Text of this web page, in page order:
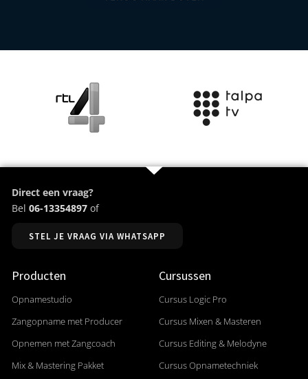
Direct een vraag?
Bel 06-13354897 of
STEL JE VRAAG VIA WHATSAPP
Producten
Opnamestudio
Zangopname met Producer
Opnemen met Zangcoach
Mix & Mastering Pakket
Cursussen
Cursus Logic Pro
Cursus Mixen & Masteren
Cursus Editing & Melodyne
Cursus Opnametechniek